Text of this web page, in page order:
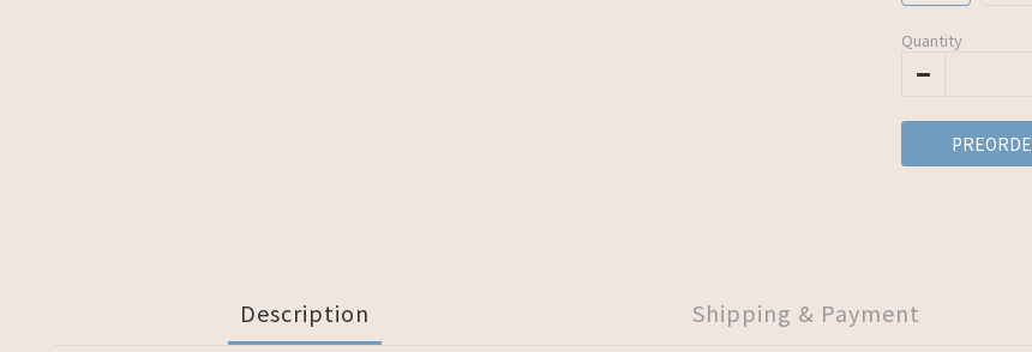
Quantity
Description Shipping & Payment